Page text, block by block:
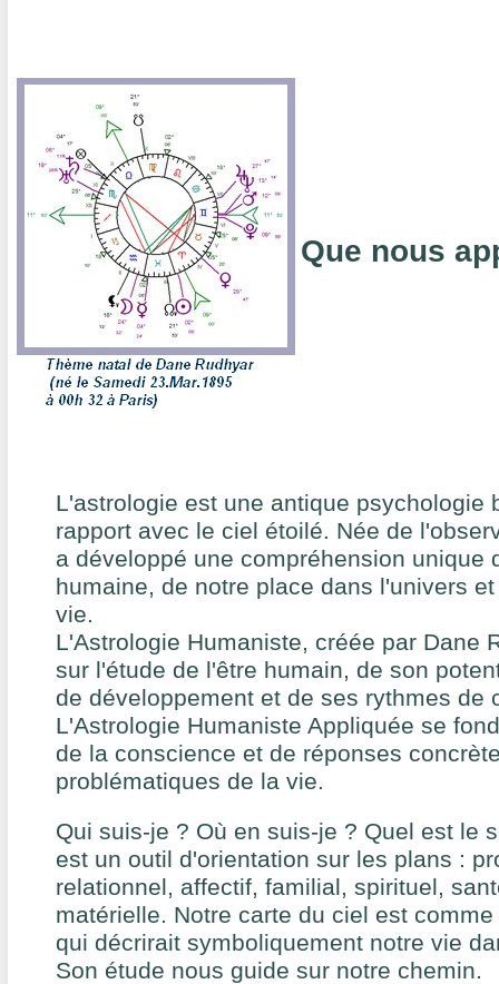
Que nous
L'astrologie est une antique psychologie
rapport avec le ciel étoilé. Née de
a développé une compréhension unique
humaine, de notre place dans l'univers
vie.
L'Astrologie Humaniste, créée par Dane
sur l'étude de l'être humain, de son
de développement et de ses rythmes de
L'Astrologie Humaniste Appliquée se
de la conscience et de réponses
problématiques de la vie.
Qui suis-je ? Où en suis-je ? Quel est le
est un outil d'orientation sur les plans :
relationnel, affectif, familial, spirituel,
matérielle. Notre carte du ciel est
qui décrirait symboliquement notre vie
Son étude nous guide sur notre chemin.